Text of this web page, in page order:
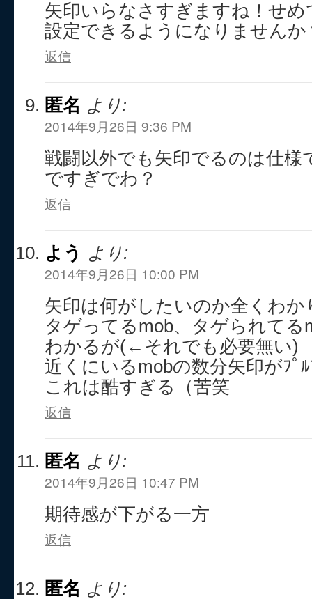
矢印いらなさすぎますね！せ
設定できるようになりませんか
返信
匿名 より:
2014年9月26日 9:36 PM
戦闘以外でも矢印でるのは仕様
ですぎでわ？
返信
よう より:
2014年9月26日 10:00 PM
矢印は何がしたいのか全くわか
タゲってるmob、タゲられてる
わかるが(←それでも必要無い)
近くにいるmobの数分矢印がﾌﾟﾙ
これは酷すぎる（苦笑
返信
匿名 より:
2014年9月26日 10:47 PM
期待感が下がる一方
返信
匿名 より: